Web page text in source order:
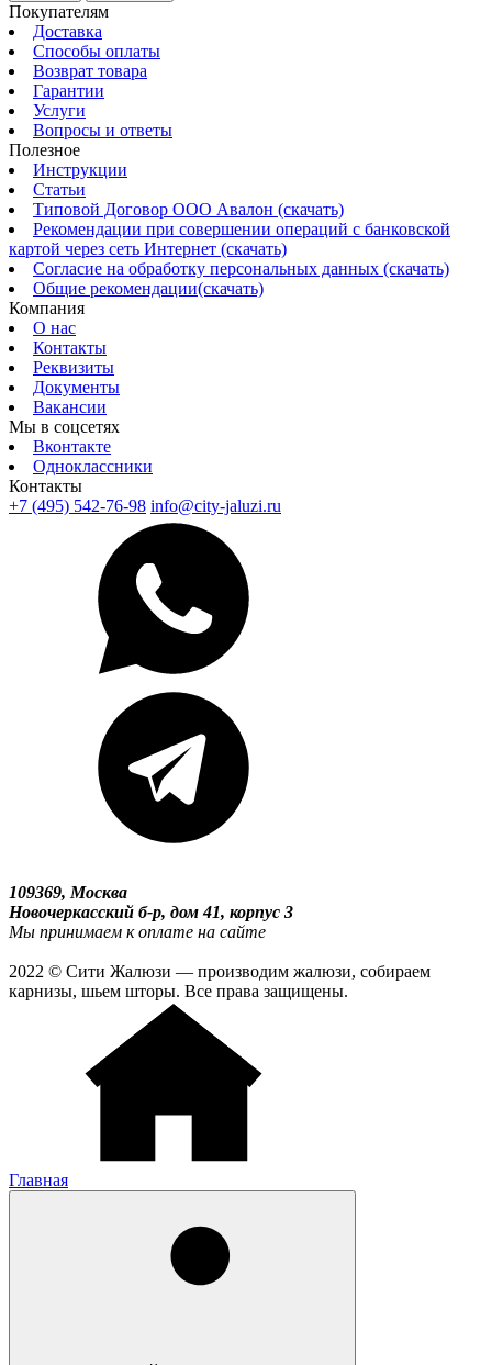
Покупателям
Доставка
Способы оплаты
Возврат товара
Гарантии
Услуги
Вопросы и ответы
Полезное
Инструкции
Статьи
Типовой Договор ООО Авалон (скачать)
Рекомендации при совершении операций с банковской
картой через сеть Интернет (скачать)
Согласие на обработку персональных данных (скачать)
Общие рекомендации(скачать)
Компания
О нас
Контакты
Реквизиты
Документы
Вакансии
Мы в соцсетях
Вконтакте
Одноклассники
Контакты
+7 (495) 542-76-98 info@city-jaluzi.ru
109369, Москва
Новочеркасский б-р, дом 41, корпус 3
Мы принимаем к оплате на сайте
2022 © Сити Жалюзи — производим жалюзи, собираем
карнизы, шьем шторы. Все права защищены.
Главная